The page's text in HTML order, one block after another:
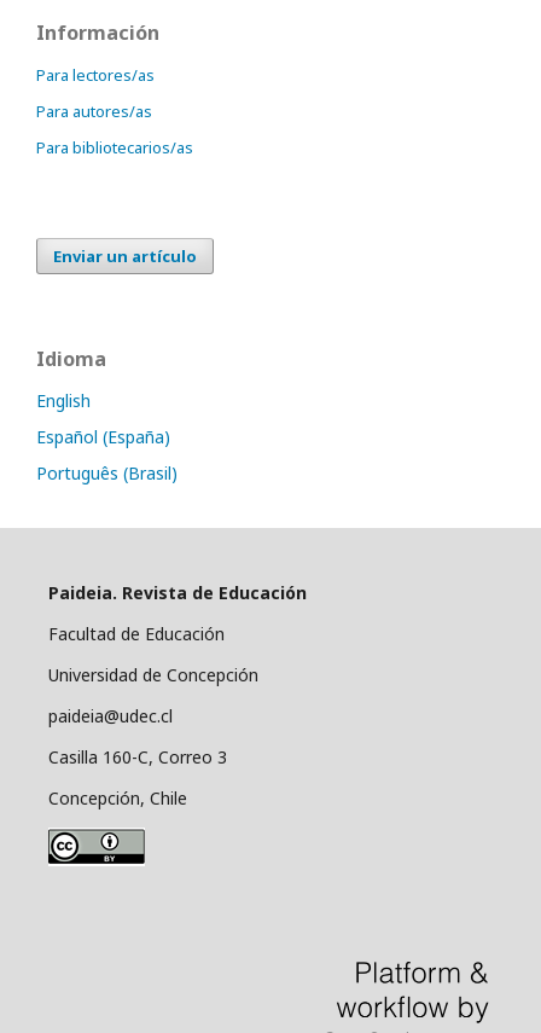
Información
Para lectores/as
Para autores/as
Para bibliotecarios/as
Enviar un artículo
Idioma
English
Español (España)
Português (Brasil)
Paideia. Revista de Educación
Facultad de Educación
Universidad de Concepción
paideia@udec.cl
Casilla 160-C, Correo 3
Concepción, Chile